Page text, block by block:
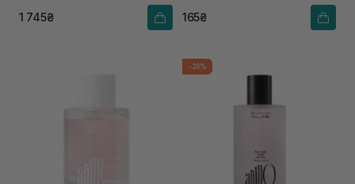
1 745₴ 165₴
-20%